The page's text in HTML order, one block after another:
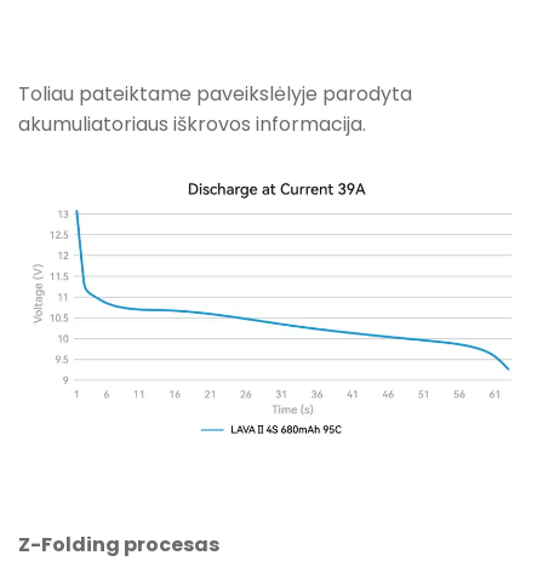
Toliau pateiktame paveikslėlyje parodyta
akumuliatoriaus iškrovos informacija.
Z-Folding procesas